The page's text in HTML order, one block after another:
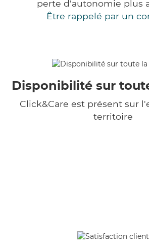
perte d'autonomie plus
Être rappelé par un
Disponibilité sur
Click&Care est présent sur
territoire